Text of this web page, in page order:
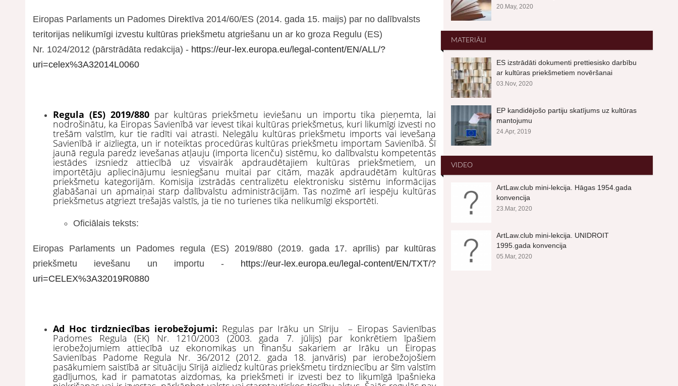
Eiropas Parlaments un Padomes Direktīva 2014/60/ES (2014. gada 15. maijs) par no dalībvalsts
teritorijas nelikumīgi izvestu kultūras priekšmetu atgriešanu un ar ko groza Regulu (ES)
Nr. 1024/2012 (pārstrādāta redakcija) - https://eur-lex.europa.eu/legal-content/EN/ALL/?
uri=celex%3A32014L0060
Regula (ES) 2019/880 par kultūras priekšmetu ieviešanu un importu tika pieņemta, lai
nodrošinātu, ka Eiropas Savienībā var ievest tikai kultūras priekšmetus, kuri likumīgi izvesti no
trešām valstīm, kur tie radīti vai atrasti. Nelegālu kultūras priekšmetu imports vai ievešana
Savienībā ir aizliegta, un ir noteiktas procedūras kultūras priekšmetu importam Savienībā. Šī
jaunā regula paredz ievešanas atļauju (importa licenču) sistēmu, ko dalībvalstu kompetentās
iestādes izsniedz attiecībā uz visvairāk apdraudētajiem kultūras priekšmetiem, un
importētāju apliecinājumu iesniegšanu muitai par citām, mazāk apdraudētām kultūras
priekšmetu kategorijām. Komisija izstrādās centralizētu elektronisku sistēmu informācijas
glabāšanai un apmaiņai starp dalībvalstu administrācijām. Tas nozīmē arī iespēju kultūras
priekšmetus atgriezt trešajās valstīs, ja tie no turienes tika nelikumīgi eksportēti.
Oficiālais teksts:
Eiropas Parlaments un Padomes regula (ES) 2019/880 (2019. gada 17. aprīlis) par kultūras
priekšmetu ievešanu un importu - https://eur-lex.europa.eu/legal-content/EN/TXT/?
uri=CELEX%3A32019R0880
Ad Hoc tirdzniecības ierobežojumi: Regulas par Irāku un Sīriju – Eiropas Savienības
Padomes Regula (EK) Nr. 1210/2003 (2003. gada 7. jūlijs) par konkrētiem īpašiem
ierobežojumiem attiecībā uz ekonomikas un finanšu sakariem ar Irāku un Eiropas
Savienības Padome Regula Nr. 36/2012 (2012. gada 18. janvāris) par ierobežojošiem
pasākumiem saistībā ar situāciju Sīrijā aizliedz kultūras priekšmetu tirdzniecību ar šīm valstīm
gadījumos, kad ir pamatotas aizdomas, ka priekšmeti ir izvesti bez to likumīgā īpašnieka
20.May, 2020
MATERIĀLI
ES izstrādāti dokumenti prettiesisko darbību
ar kultūras priekšmetiem novēršanai
03.Nov, 2020
EP kandidējošo partiju skatījums uz kultūras
mantojumu
24.Apr, 2019
VIDEO
ArtLaw.club mini-lekcija. Hāgas 1954.gada
konvencija
23.Mar, 2020
ArtLaw.club mini-lekcija. UNIDROIT
1995.gada konvencija
05.Mar, 2020